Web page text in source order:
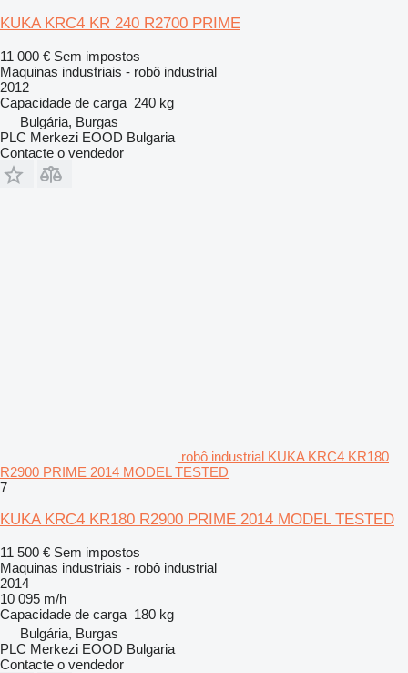
KUKA KRC4 KR 240 R2700 PRIME
11 000 € Sem impostos
Maquinas industriais - robô industrial
2012
Capacidade de carga 240 kg
Bulgária, Burgas
PLC Merkezi EOOD Bulgaria
Contacte o vendedor
robô industrial KUKA KRC4 KR180
R2900 PRIME 2014 MODEL TESTED
7
KUKA KRC4 KR180 R2900 PRIME 2014 MODEL TESTED
11 500 € Sem impostos
Maquinas industriais - robô industrial
2014
10 095 m/h
Capacidade de carga 180 kg
Bulgária, Burgas
PLC Merkezi EOOD Bulgaria
Contacte o vendedor